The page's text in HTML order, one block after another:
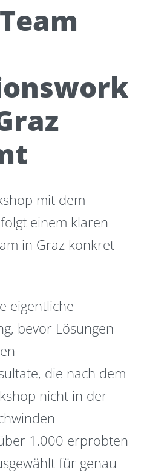
mit dem
einem klaren
in Graz konkret
eigentliche
bevor Lösungen
die nach dem
nicht in der
1.000 erprobten
für genau